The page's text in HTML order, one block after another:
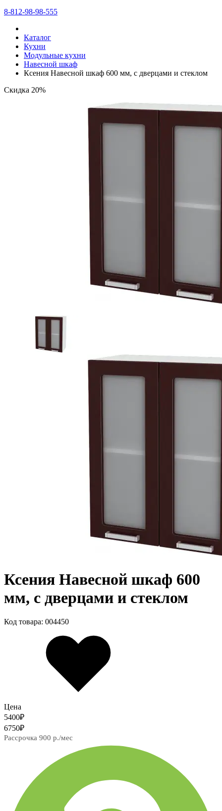
8-812-98-98-555
Каталог
Кухни
Модульные кухни
Навесной шкаф
Ксения Навесной шкаф 600 мм, с дверцами и стеклом
Скидка 20%
Ксения Навесной шкаф 600
мм, с дверцами и стеклом
Код товара: 004450
Цена
5400₽
6750₽
Рассрочка 900 р./мес